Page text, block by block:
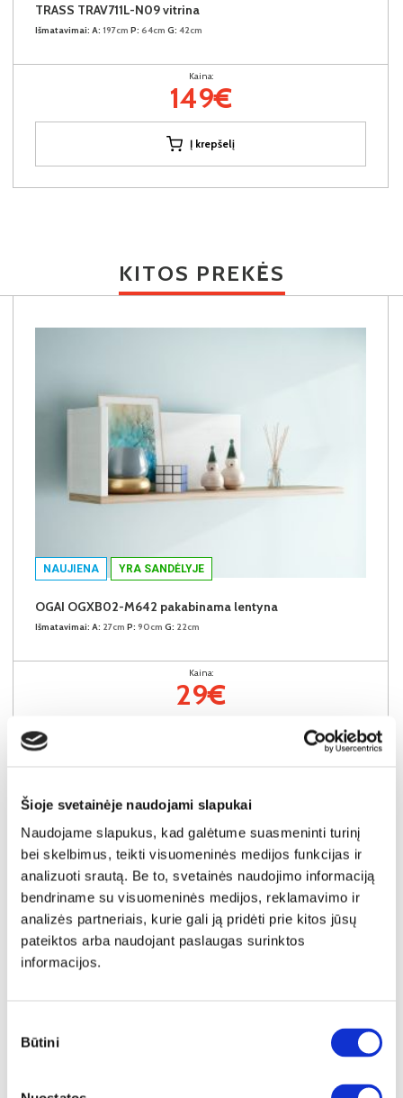
Šioje svetainėje naudojami slapukai
Naudojame slapukus, kad galėtume suasmeninti turinį
bei skelbimus, teikti visuomeninės medijos funkcijas ir
analizuoti srautą. Be to, svetainės naudojimo informaciją
bendriname su visuomeninės medijos, reklamavimo ir
analizės partneriais, kurie gali ją pridėti prie kitos jūsų
pateiktos arba naudojant paslaugas surinktos
informacijos.
pasirinkimas
Būtini
TRASS TRAV711L-N09 vitrina
Išmatavimai: A: 197cm P: 64cm G: 42cm
Kaina:
149€
Į krepšelį
KITOS PREKĖS
NAUJIENA YRA SANDĖLYJE
OGAI OGXB02-M642 pakabinama lentyna
Išmatavimai: A: 27cm P: 90cm G: 22cm
Kaina:
29€